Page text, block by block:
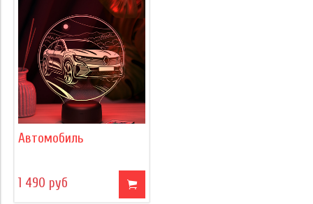
Автомобиль
1 490 руб